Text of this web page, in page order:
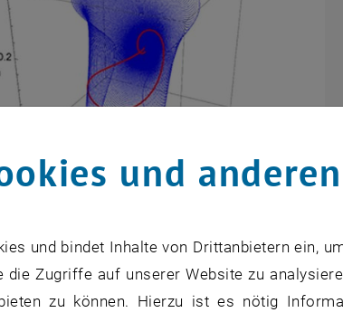
und
und bindet Inhalte von Drittanbietern ein,
Zugriffe auf unserer Website zu
zu können. Hierzu ist es nötig